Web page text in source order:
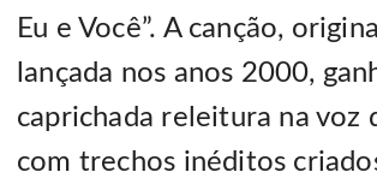
Eu e Você”. A canção,
lançada nos anos 2000,
caprichada releitura na voz
com trechos inéditos